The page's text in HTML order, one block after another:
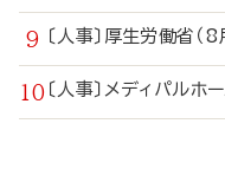
〔人事〕厚生労働省
〔人事〕メディパル